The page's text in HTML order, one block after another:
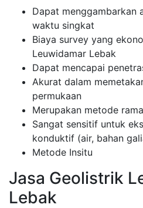
Dapat menggambarkan
waktu singkat
Biaya survey yang
Leuwidamar Lebak
Dapat mencapai
Akurat dalam
permukaan
Merupakan metode
Sangat sensitif untuk
konduktif (air, bahan
Metode Insitu
Jasa Geolistrik
Lebak